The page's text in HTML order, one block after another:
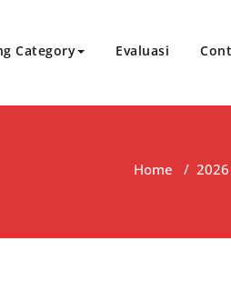
Category Evaluasi
Home / 2026